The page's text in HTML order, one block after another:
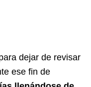
dejar de revisar
ese fin de